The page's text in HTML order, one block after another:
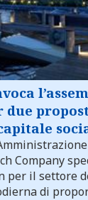
Company
il settore
di